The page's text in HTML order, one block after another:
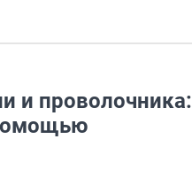
и проволочника: